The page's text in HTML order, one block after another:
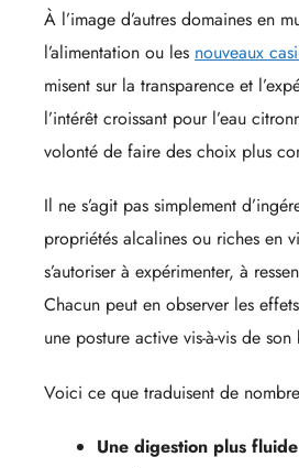
À l’image d’autres domaines en
l’alimentation ou les nouveaux
misent sur la transparence et
l’intérêt croissant pour l’eau
volonté de faire des choix plus
Il ne s’agit pas simplement
propriétés alcalines ou riches en
s’autoriser à expérimenter, à
Chacun peut en observer les
une posture active vis-à-vis de son
Voici ce que traduisent de
Une digestion plus fluide